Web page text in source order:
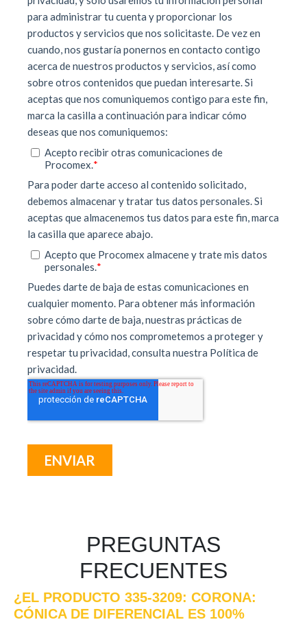
PREGUNTAS
FRECUENTES
¿EL PRODUCTO 335-3209: CORONA:
CÓNICA DE DIFERENCIAL ES 100%